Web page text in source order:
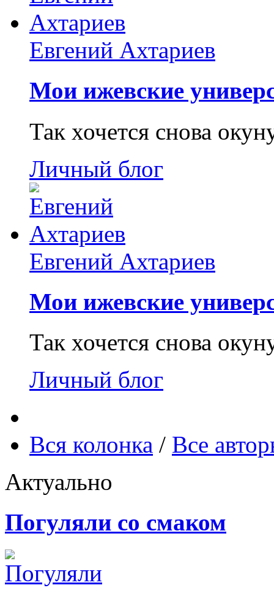
Евгений Ахтариев
Мои ижевские
Так хочется снова
Личный блог
Евгений Ахтариев
Мои ижевские
Так хочется снова
Личный блог
Вся колонка / Все
Актуально
Погуляли со смаком